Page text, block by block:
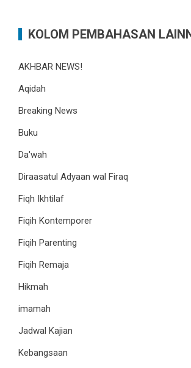
KOLOM PEMBAHASAN
AKHBAR NEWS!
Aqidah
Breaking News
Buku
Da'wah
Diraasatul Adyaan wal Firaq
Fiqh Ikhtilaf
Fiqih Kontemporer
Fiqih Parenting
Fiqih Remaja
Hikmah
imamah
Jadwal Kajian
Kebangsaan